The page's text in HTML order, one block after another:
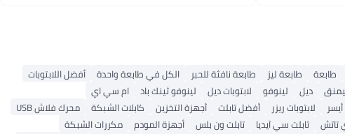
طابعة طابعة ليز طابعة نافثة للحبر الكل في طابعة واحدة
أفضل اللابتوبات
ديل لينوفو لابتوبات ديل لينوفو ثينك باد
ام سي اي
أيسر لابتوبات ريزر أفضل تابلت أجهزة التخزين كابلات الشبكة
محرك فلاش USB
تاتش تابلت سي آيديا تابلت ون بلس أجهزة المودم
مكررات الشبكة